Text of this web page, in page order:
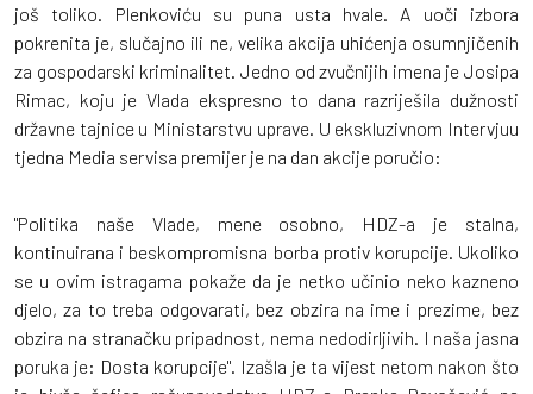
još toliko. Plenkoviću su puna usta hvale. A uoči izbora
pokrenita je, slučajno ili ne, velika akcija uhićenja osumnjičenih
za gospodarski kriminalitet. Jedno od zvučnijih imena je Josipa
Rimac, koju je Vlada ekspresno to dana razriješila dužnosti
državne tajnice u Ministarstvu uprave. U ekskluzivnom Intervjuu
tjedna Media servisa premijer je na dan akcije poručio:
"Politika naše Vlade, mene osobno, HDZ-a je stalna,
kontinuirana i beskompromisna borba protiv korupcije. Ukoliko
se u ovim istragama pokaže da je netko učinio neko kazneno
djelo, za to treba odgovarati, bez obzira na ime i prezime, bez
obzira na stranačku pripadnost, nema nedodirljivih. I naša jasna
poruka je: Dosta korupcije". Izašla je ta vijest netom nakon što